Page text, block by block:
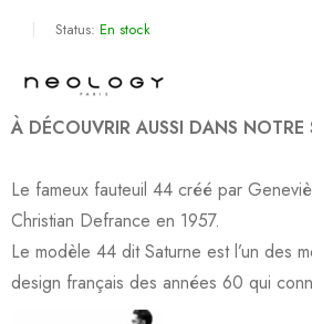
Status: En stock
À DÉCOUVRIR AUSSI DANS
Le fameux fauteuil 44 créé par
Christian Defrance en 1957.
Le modèle 44 dit Saturne est l’un des
design français des années 60 qui